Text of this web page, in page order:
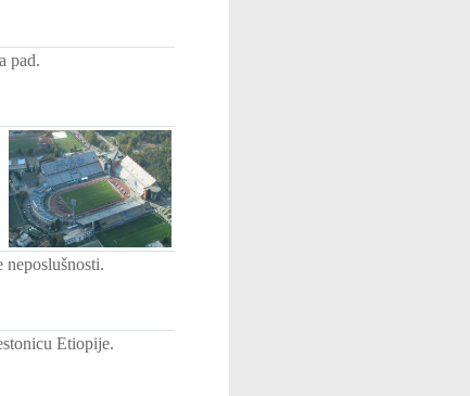
pad.
Etiopije.